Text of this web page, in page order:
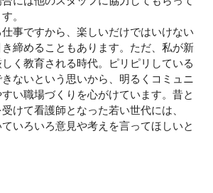
。
事ですから、楽しいだけではいけない
締めることもあります。ただ、私が新
く教育される時代。ピリピリしている
ないという思いから、明るくコミュニ
い職場づくりを心がけています。昔と
けて看護師となった若い世代には、
ていろいろ意見や考えを言ってほしいと